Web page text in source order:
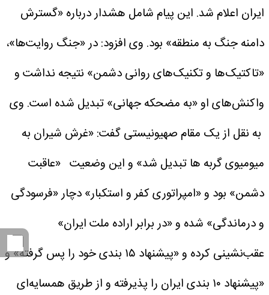
ایران اعلام شد. این پیام شامل هشدار درباره «گسترش
دامنه جنگ به منطقه» بود. وی افزود: در «جنگ روایت‌ها»،
«تاکتیک‌ها و تکنیک‌های روانی دشمن» نتیجه نداشت و
واکنش‌های او «به مضحکه جهانی» تبدیل شده است. وی
به نقل از یک مقام صهیونیستی گفت: «غرش شیران به
میومیوی گربه ها تبدیل شد» و این وضعیت «عاقبت
دشمن» بود و «امپراتوری کفر و استکبار» دچار «فرسودگی
و درماندگی» شده و «در برابر اراده ملت ایران»
عقب‌نشینی کرده و «پیشنهاد ۱۵ بندی خود را پس گرفته» و
«پیشنهاد ۱۰ بندی ایران را پذیرفته و از طریق همسایه‌ای